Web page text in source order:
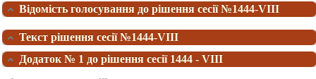
Відомість голосування до рішення сесії №1444-VIII
Текст рішення сесії №1444-VIII
Додаток № 1 до рішення сесії 1444 - VIII